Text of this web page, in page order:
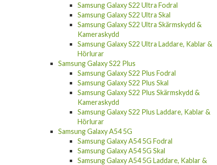
Samsung Galaxy S22 Ultra Skal
Samsung Galaxy S22 Ultra Skärmskydd &
Kameraskydd
Samsung Galaxy S22 Ultra Laddare, Kablar &
Hörlurar
Samsung Galaxy S22 Plus
Samsung Galaxy S22 Plus Fodral
Samsung Galaxy S22 Plus Skal
Samsung Galaxy S22 Plus Skärmskydd &
Kameraskydd
Samsung Galaxy S22 Plus Laddare, Kablar &
Hörlurar
Samsung Galaxy A54 5G
Samsung Galaxy A54 5G Fodral
Samsung Galaxy A54 5G Skal
Samsung Galaxy A54 5G Laddare, Kablar &
Hörlurar